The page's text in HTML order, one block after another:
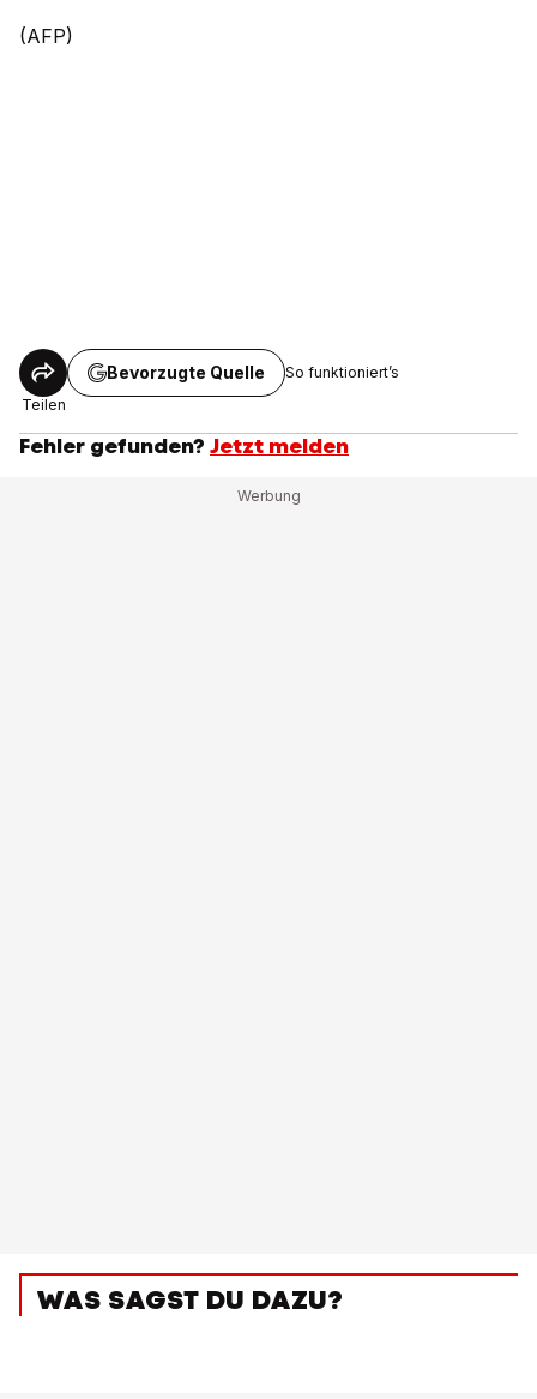
(AFP)
Teilen
Bevorzugte Quelle So funktioniert’s
Fehler gefunden? Jetzt melden
WAS SAGST DU DAZU?